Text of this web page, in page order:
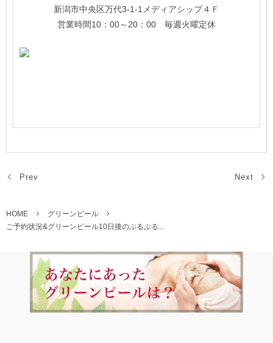
新潟市中央区万代3-1-1メディアシップ４Ｆ
営業時間10：00～20：00 毎週火曜定休
Prev Next
HOME
グリーンピール
ご予約状況&グリーンピール10日後のぷるぷる...